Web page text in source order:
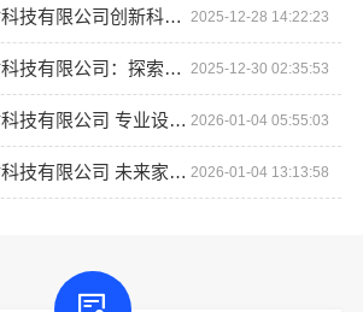
嘉兴美居乐建材科技有限公司创新科技赋能全屋整装 2025-12-28 14:22:23
嘉兴美居乐建材科技有限公司：探索现代家居美学的全屋整装实践者 2025-12-30 02:35:53
嘉兴美居乐建材科技有限公司 专业设计让家更美好 2026-01-04 05:55:03
嘉兴美居乐建材科技有限公司 未来家居设计趋势前瞻探索 2026-01-04 13:13:58